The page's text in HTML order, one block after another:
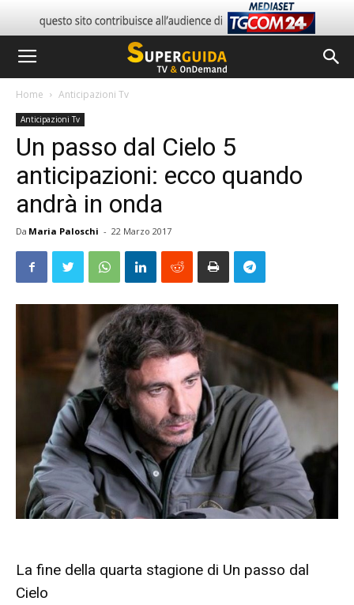
Home Anticipazioni Tv
Anticipazioni Tv
Un passo dal Cielo 5
anticipazioni: ecco quando
andrà in onda
Da Maria Paloschi - 22 Marzo 2017
La fine della quarta stagione di Un passo dal
Cielo